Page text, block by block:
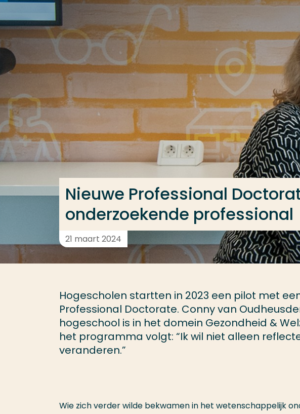
Ga direct naar de content
Nieuwe Professional
onderzoekende professional
21 maart 2024
Hogescholen startten in 2023 een pilot met
Professional Doctorate. Conny van
hogeschool is in het domein Gezondheid &
het programma volgt: “Ik wil niet alleen
veranderen.”
Wie zich verder wilde bekwamen in het wetenschappelijk
Veel gezocht
Contact